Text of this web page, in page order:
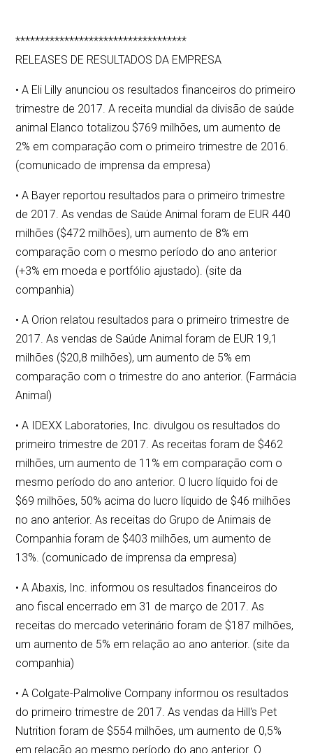
***********************************
RELEASES DE RESULTADOS DA EMPRESA
• A Eli Lilly anunciou os resultados financeiros do primeiro
trimestre de 2017. A receita mundial da divisão de saúde
animal Elanco totalizou $769 milhões, um aumento de
2% em comparação com o primeiro trimestre de 2016.
(comunicado de imprensa da empresa)
• A Bayer reportou resultados para o primeiro trimestre
de 2017. As vendas de Saúde Animal foram de EUR 440
milhões ($472 milhões), um aumento de 8% em
comparação com o mesmo período do ano anterior
(+3% em moeda e portfólio ajustado). (site da
companhia)
• A Orion relatou resultados para o primeiro trimestre de
2017. As vendas de Saúde Animal foram de EUR 19,1
milhões ($20,8 milhões), um aumento de 5% em
comparação com o trimestre do ano anterior. (Farmácia
Animal)
• A IDEXX Laboratories, Inc. divulgou os resultados do
primeiro trimestre de 2017. As receitas foram de $462
milhões, um aumento de 11% em comparação com o
mesmo período do ano anterior. O lucro líquido foi de
$69 milhões, 50% acima do lucro líquido de $46 milhões
no ano anterior. As receitas do Grupo de Animais de
Companhia foram de $403 milhões, um aumento de
13%. (comunicado de imprensa da empresa)
• A Abaxis, Inc. informou os resultados financeiros do
ano fiscal encerrado em 31 de março de 2017. As
receitas do mercado veterinário foram de $187 milhões,
um aumento de 5% em relação ao ano anterior. (site da
companhia)
• A Colgate-Palmolive Company informou os resultados
do primeiro trimestre de 2017. As vendas da Hill's Pet
Nutrition foram de $554 milhões, um aumento de 0,5%
em relação ao mesmo período do ano anterior. O